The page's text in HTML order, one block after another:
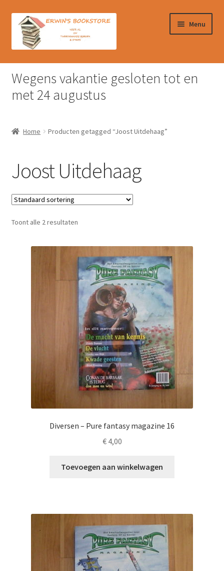
door
naar
naar
Menu
Home
Afrekenen
Verzendkosten & Ophalen boeken
Winkelmand
Wegens vakantie gesloten tot en
met 24 augustus
Home Producten getagged “Joost Uitdehaag”
Joost Uitdehaag
Toont alle 2 resultaten
Diversen – Pure fantasy magazine 16
€4,00
Toevoegen aan winkelwagen